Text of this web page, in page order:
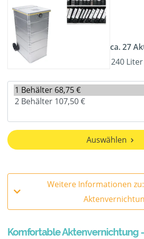
ca. 27
240
Auswählen
Weitere Informationen
Komfortable Aktenvernichtung